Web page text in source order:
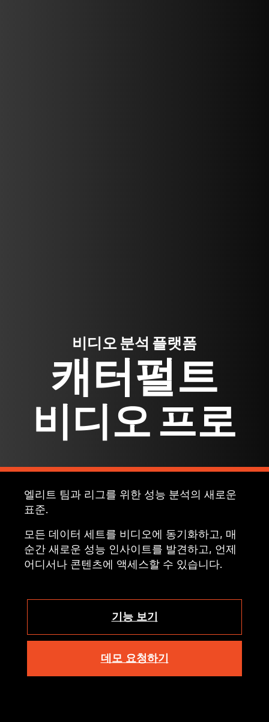
비디오 분석 플랫폼
캐터펄트
비디오 프로
엘리트 팀과 리그를 위한 성능 분석의 새로운
표준.
모든 데이터 세트를 비디오에 동기화하고, 매
순간 새로운 성능 인사이트를 발견하고, 언제
어디서나 콘텐츠에 액세스할 수 있습니다.
기능 보기
데모 요청하기